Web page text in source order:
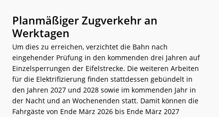
Planmäßiger Zugverkehr an
Werktagen
Um dies zu erreichen, verzichtet die Bahn nach
eingehender Prüfung in den kommenden drei Jahren auf
Einzelsperrungen der Eifelstrecke. Die weiteren Arbeiten
für die Elektrifizierung finden stattdessen gebündelt in
den Jahren 2027 und 2028 sowie im kommenden Jahr in
der Nacht und an Wochenenden statt. Damit können die
Fahrgäste von Ende März 2026 bis Ende März 2027